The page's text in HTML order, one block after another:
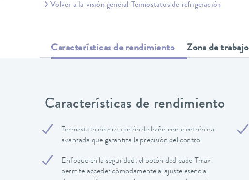
Volver a la visión general Termostatos de refrigeración
Características de rendimiento Zona de trabajo
Características de rendimiento
Termostato de circulación de baño con electrónica
avanzada que garantiza la precisión del control
Enfoque en la seguridad: el botón dedicado Tmax
permite acceder cómodamente al ajuste esencial